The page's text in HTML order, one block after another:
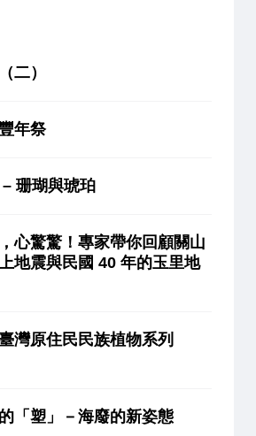
二）
年祭
珊瑚與琥珀
心驚驚！專家帶你回顧關山
地震與民國 40 年的玉里地
灣原住民民族植物系列
「塑」－海廢的新姿態